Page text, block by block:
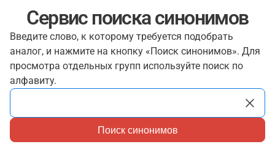
Сервис поиска синонимов
Введите слово, к которому требуется подобрать
аналог, и нажмите на кнопку «Поиск синонимов». Для
просмотра отдельных групп используйте поиск по
алфавиту.
Поиск синонимов